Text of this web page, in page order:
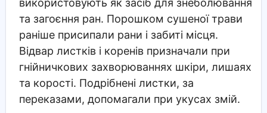
використовують як засіб для знеболювання
та загоєння ран. Порошком сушеної трави
раніше присипали рани і забиті місця.
Відвар листків і коренів призначали при
гнійничкових захворюваннях шкіри, лишаях
та корості. Подрібнені листки, за
переказами, допомагали при укусах змій.